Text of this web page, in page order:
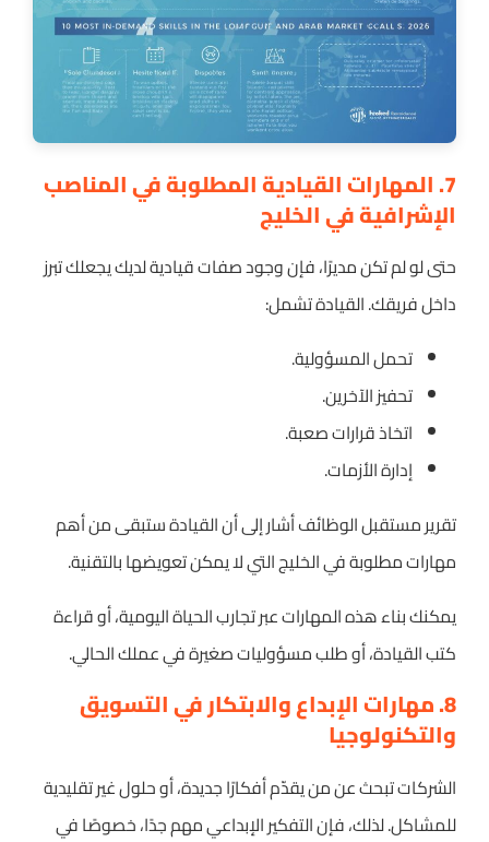
7. المهارات القيادية المطلوبة في المناصب
الإشرافية في الخليج
حتى لو لم تكن مديرًا، فإن وجود صفات قيادية لديك يجعلك تبرز
داخل فريقك. القيادة تشمل:
تحمل المسؤولية.
تحفيز الآخرين.
اتخاذ قرارات صعبة.
إدارة الأزمات.
تقرير مستقبل الوظائف أشار إلى أن القيادة ستبقى من أهم
مهارات مطلوبة في الخليج التي لا يمكن تعويضها بالتقنية.
يمكنك بناء هذه المهارات عبر تجارب الحياة اليومية، أو قراءة
كتب القيادة، أو طلب مسؤوليات صغيرة في عملك الحالي.
8. مهارات الإبداع والابتكار في التسويق
والتكنولوجيا
الشركات تبحث عن من يقدّم أفكارًا جديدة، أو حلول غير تقليدية
للمشاكل. لذلك، فإن التفكير الإبداعي مهم جدًا، خصوصًا في